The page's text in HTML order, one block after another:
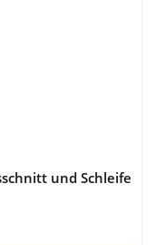
und Schleife